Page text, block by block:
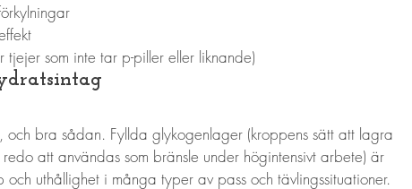
tjejer som inte tar p-piller eller liknande)
och bra sådan. Fyllda glykogenlager (kroppens sätt att lagra
att användas som bränsle under högintensivt arbete) är
och uthållighet i många typer av pass och tävlingssituationer.